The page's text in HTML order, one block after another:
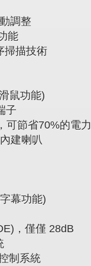
調整
能
掃描技術
鼠功能)
子
可節省70%的電力
內建喇叭
幕功能)
，僅僅 28dB
制系統